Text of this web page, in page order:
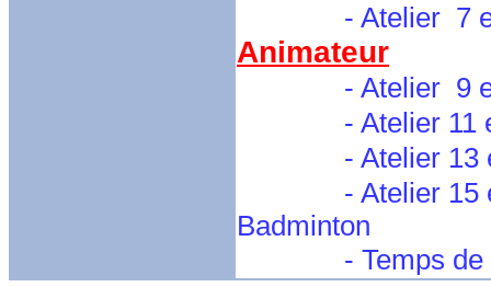
- Atelier 7 et 8 :
Animateur
- Atelier 9
- Atelier 11 et
- Atelier 13 et
- Atelier 15 et
Badminton
- Temps de